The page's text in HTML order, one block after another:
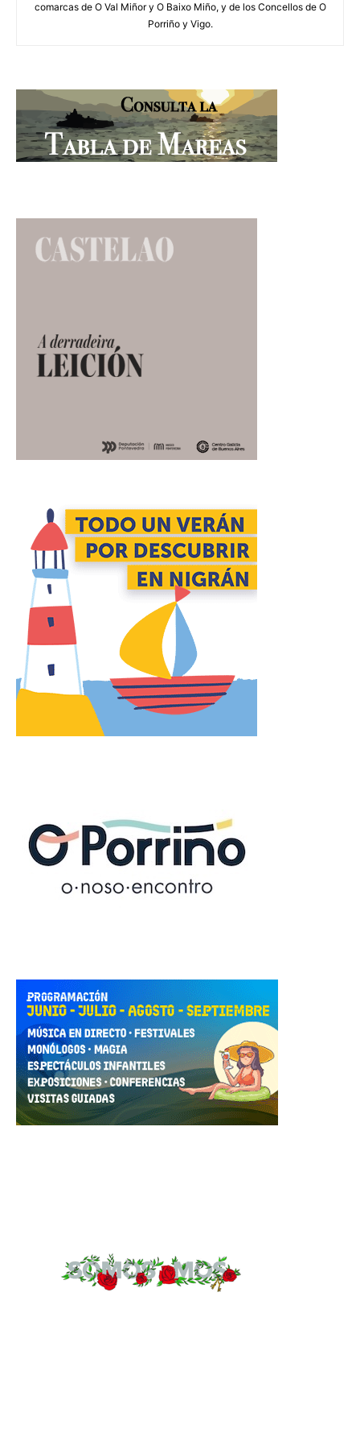
comarcas de O Val Miñor y O Baixo Miño, y de los Concellos de O
Porriño y Vigo.